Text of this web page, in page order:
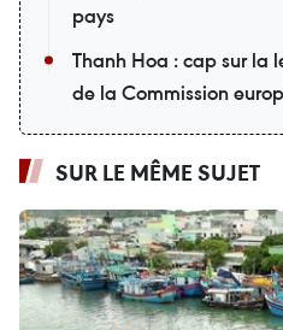
pays
Thanh Hoa : cap sur la
de la Commission
SUR LE MÊME SUJET